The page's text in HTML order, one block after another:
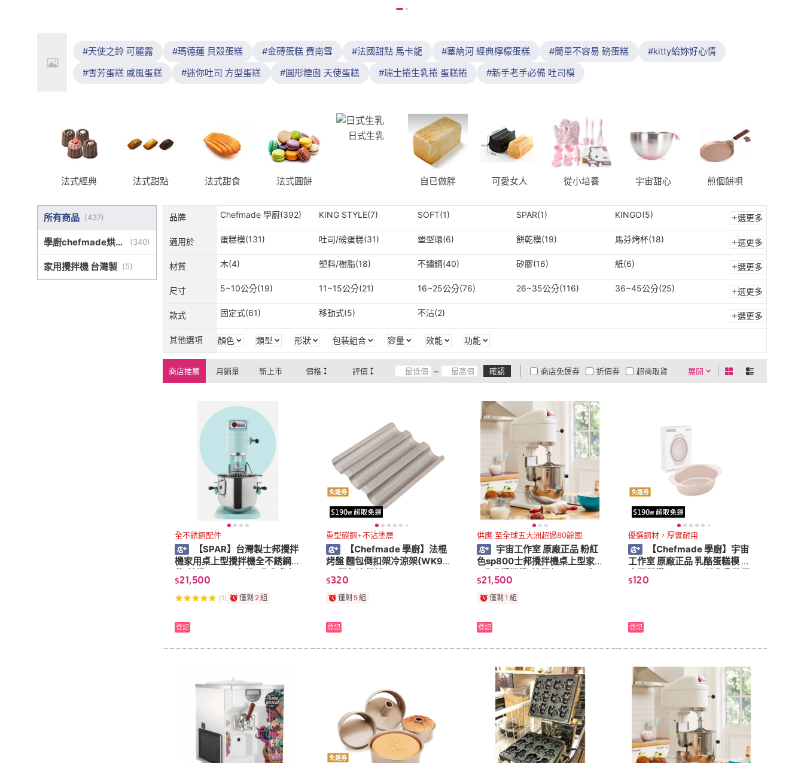
天使之鈴 可麗露 瑪德蓮 貝殼蛋糕 金磚蛋糕 費南雪 法國甜點 馬卡龍 塞納河 經典檸檬蛋糕 簡單不容易 磅蛋糕
kitty給妳好心情
雪芳蛋糕 戚風蛋糕
迷你吐司 方型蛋糕 圓形煙囪 天使蛋糕 瑞士捲生乳捲 蛋糕捲 新手老手必備 吐司模
法式經典 法式甜點 法式甜食 法式圓餅
日式生乳
自已做胖 可愛女人 從小培養 宇宙甜心 煎個餅唄
所有商品 (437)
學廚chefmade烘焙
(340)
家用攪拌機 台灣製 (5)
品牌 Chefmade 學廚(392) KING STYLE(7) SOFT(1) SPAR(1) KINGO(5) 選更多
適用於 蛋糕模(131) 吐司/磅蛋糕(31) 塑型環(6) 餅乾模(19) 馬芬烤杯(18) 選更多
材質 木(4) 塑料/樹脂(18) 不鏽鋼(40) 矽膠(16) 紙(6) 選更多
尺寸 5~10公分(19) 11~15公分(21) 16~25公分(76) 26~35公分(116) 36~45公分(25) 選更多
款式 固定式(61) 移動式(5) 不沾(2) 選更多
其他選項 顏色 類型 形狀 包裝組合 容量 效能 功能
商店推薦 月銷量 新上市 價格 評價 ~ 確認 展開
折價券
有影片
商品有量
超商取貨
商店免運券
0利率
及以上 3
2
及以上 1
全不銹鋼配件
【SPAR】台灣製士邦攪拌
機家用桌上型攪拌機全不銹鋼配
件(粉綠 sp800士邦8公升桌上
型攪拌機)
$21,500
(1) 僅剩 2組
登記
免運券
重型碳鋼+不沾塗層
【Chefmade 學廚】法棍
烤盤 麵包倒扣架冷涼架(WK90
83麵包冷卻架)
$320
僅剩 5組
登記
供應 至全球五大洲超過80餘國
宇宙工作室 原廠正品 粉紅
色sp800士邦攪拌機桌上型家用
8公升攪拌機(粉紅色sp800士
邦攪拌機全不銹鋼配件)
$21,500
僅剩 1 組
登記
免運券
優選鋼材，厚實耐用
【Chefmade 學廚】宇宙
工作室 原廠正品 乳酪蛋糕模 起
士蛋糕模(WK9138迷你乳酪蛋
糕模)
$120
登記
免運券